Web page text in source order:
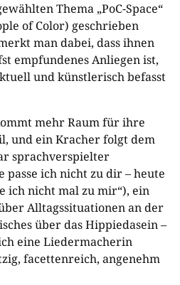
Thema „PoC-Space“
of Color) geschrieben
man dabei, dass ihnen
empfundenes Anliegen ist,
und künstlerisch befasst
mehr Raum für ihre
und ein Kracher folgt dem
sprachverspielter
passe ich nicht zu dir – heute
ich nicht mal zu mir“), ein
Alltagssituationen an der
über das Hippiedasein –
eine Liedermacherin
facettenreich, angenehm